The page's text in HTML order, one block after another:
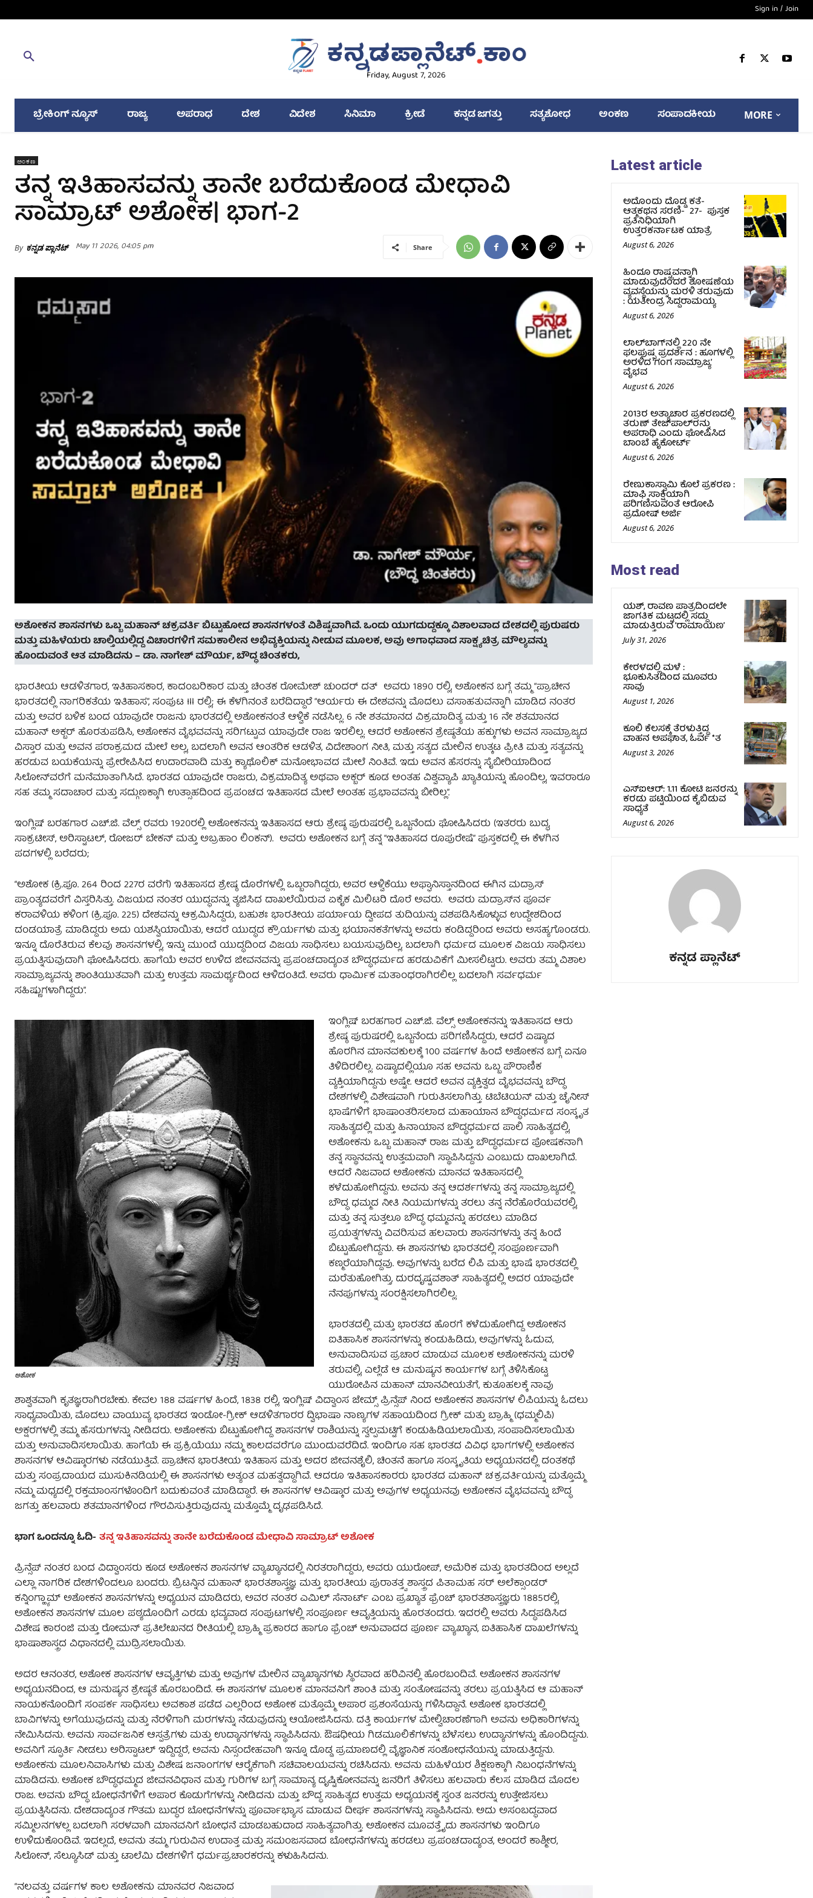
Sign in / Join
Friday, August 7, 2026
ಬ್ರೇಕಿಂಗ್ ನ್ಯೂಸ್ ರಾಜ್ಯ ಅಪರಾಧ ದೇಶ ವಿದೇಶ ಸಿನಿಮಾ ಕ್ರೀಡೆ ಕನ್ನಡ ಜಗತ್ತು ಸತ್ಯಶೋಧ ಅಂಕಣ ಸಂಪಾದಕೀಯ MORE
ಅಂಕಣ
ತನ್ನ ಇತಿಹಾಸವನ್ನು ತಾನೇ ಬರೆದುಕೊಂಡ ಮೇಧಾವಿ
ಸಾಮ್ರಾಟ್‌ ಅಶೋಕ| ಭಾಗ-2
By ಕನ್ನಡ ಪ್ಲಾನೆಟ್ May 11 2026, 04:05 pm Share
ಅಶೋಕನ ಶಾಸನಗಳು ಒಬ್ಬ ಮಹಾನ್ ಚಕ್ರವರ್ತಿ ಬಿಟ್ಟುಹೋದ ಶಾಸನಗಳಂತೆ ವಿಶಿಷ್ಟವಾಗಿವೆ. ಒಂದು ಯುಗದುದ್ದಕ್ಕೂ ವಿಶಾಲವಾದ ದೇಶದಲ್ಲಿ ಪುರುಷರು
ಮತ್ತು ಮಹಿಳೆಯರು ಚಾಲ್ತಿಯಲ್ಲಿದ್ದ ವಿಚಾರಗಳಿಗೆ ಸಮಕಾಲೀನ ಅಭಿವ್ಯಕ್ತಿಯನ್ನು ನೀಡುವ ಮೂಲಕ, ಅವು ಅಗಾಧವಾದ ಸಾಕ್ಷ್ಯಚಿತ್ರ ಮೌಲ್ಯವನ್ನು
ಹೊಂದುವಂತೆ ಆತ ಮಾಡಿದನು – ಡಾ. ನಾಗೇಶ್ ಮೌರ್ಯ, ಬೌದ್ಧ ಚಿಂತಕರು,
ಭಾರತೀಯ ಆಡಳಿತಗಾರ, ಇತಿಹಾಸಕಾರ, ಕಾದಂಬರಿಕಾರ ಮತ್ತು ಚಿಂತಕ ರೋಮೇಶ್ ಚುಂದರ್ ದತ್ ಅವರು 1890 ರಲ್ಲಿ, ಅಶೋಕನ ಬಗ್ಗೆ ತಮ್ಮ “ಪ್ರಾಚೀನ
ಭಾರತದಲ್ಲಿ ನಾಗರಿಕತೆಯ ಇತಿಹಾಸ”, ಸಂಪುಟ Ill ರಲ್ಲಿ; ಈ ಕೆಳಗಿನಂತೆ ಬರೆದಿದ್ದಾರೆ “ಆರ್ಯರು ಈ ದೇಶವನ್ನು ಮೊದಲು ವಸಾಹತುವನ್ನಾಗಿ ಮಾಡಿದ ನಂತರ
ಮತ್ತು ಅವರ ಬಳಿಕ ಬಂದ ಯಾವುದೇ ರಾಜನು ಭಾರತದಲ್ಲಿ ಅಶೋಕನಂತೆ ಆಳ್ವಿಕೆ ನಡೆಸಿಲ್ಲ. 6 ನೇ ಶತಮಾನದ ವಿಕ್ರಮಾದಿತ್ಯ ಮತ್ತು 16 ನೇ ಶತಮಾನದ
ಮಹಾನ್ ಅಕ್ಬರ್ ಹೊರತುಪಡಿಸಿ, ಅಶೋಕನ ವೈಭವವನ್ನು ಸರಿಗಟ್ಟುವ ಯಾವುದೇ ರಾಜ ಇರಲಿಲ್ಲ. ಆದರೆ ಅಶೋಕನ ಶ್ರೇಷ್ಠತೆಯ ಹಕ್ಕುಗಳು ಅವನ ಸಾಮ್ರಾಜ್ಯದ
ವಿಸ್ತಾರ ಮತ್ತು ಅವನ ಪರಾಕ್ರಮದ ಮೇಲೆ ಅಲ್ಲ, ಬದಲಾಗಿ ಅವನ ಆಂತರಿಕ ಆಡಳಿತ, ವಿದೇಶಾಂಗ ನೀತಿ, ಮತ್ತು ಸತ್ಯದ ಮೇಲಿನ ಉತ್ಕಟ ಪ್ರೀತಿ ಮತ್ತು ಸತ್ಯವನ್ನು
ಹರಡುವ ಬಯಕೆಯನ್ನು ಪ್ರೇರೇಪಿಸಿದ ಉದಾರವಾದಿ ಮತ್ತು ಕ್ಯಾಥೊಲಿಕ್ ಮನೋಭಾವದ ಮೇಲೆ ನಿಂತಿವೆ. ಇದು ಅವನ ಹೆಸರನ್ನು ಸೈಬೀರಿಯಾದಿಂದ
ಸಿಲೋನ್‌ವರೆಗೆ ಮನೆಮಾತಾಗಿಸಿದೆ. ಭಾರತದ ಯಾವುದೇ ರಾಜರು, ವಿಕ್ರಮಾದಿತ್ಯ ಅಥವಾ ಅಕ್ಬರ್ ಕೂಡ ಅಂತಹ ವಿಶ್ವವ್ಯಾಪಿ ಖ್ಯಾತಿಯನ್ನು ಹೊಂದಿಲ್ಲ, ಇವರಾರೂ
ಸಹ ತಮ್ಮ ಸದಾಚಾರ ಮತ್ತು ಸದ್ಗುಣಕ್ಕಾಗಿ ಉತ್ಸಾಹದಿಂದ ಪ್ರಪಂಚದ ಇತಿಹಾಸದ ಮೇಲೆ ಅಂತಹ ಪ್ರಭಾವವನ್ನು ಬೀರಿಲ್ಲ”.
ಇಂಗ್ಲಿಷ್ ಬರಹಗಾರ ಎಚ್.ಜಿ. ವೆಲ್ಸ್ ರವರು 1920ರಲ್ಲಿ ಅಶೋಕನನ್ನು ಇತಿಹಾಸದ ಆರು ಶ್ರೇಷ್ಠ ಪುರುಷರಲ್ಲಿ ಒಬ್ಬನೆಂದು ಘೋಷಿಸಿದರು (ಇತರರು ಬುದ್ಧ,
ಸಾಕ್ರಟೀಸ್, ಅರಿಸ್ಟಾಟಲ್, ರೋಜರ್ ಬೇಕನ್ ಮತ್ತು ಅಬ್ರಹಾಂ ಲಿಂಕನ್). ಅವರು ಅಶೋಕನ ಬಗ್ಗೆ ತನ್ನ “ಇತಿಹಾಸದ ರೂಪುರೇಷೆ” ಪುಸ್ತಕದಲ್ಲಿ ಈ ಕೆಳಗಿನ
ಪದಗಳಲ್ಲಿ ಬರೆದರು;
“ಅಶೋಕ (ಕ್ರಿ.ಪೂ. 264 ರಿಂದ 227ರ ವರೆಗೆ) ಇತಿಹಾಸದ ಶ್ರೇಷ್ಠ ದೊರೆಗಳಲ್ಲಿ ಒಬ್ಬರಾಗಿದ್ದರು, ಅವರ ಆಳ್ವಿಕೆಯು ಅಫ್ಘಾನಿಸ್ತಾನದಿಂದ ಈಗಿನ ಮದ್ರಾಸ್
ಪ್ರಾಂತ್ಯದವರೆಗೆ ವಿಸ್ತರಿಸಿತ್ತು. ವಿಜಯದ ನಂತರ ಯುದ್ಧವನ್ನು ತ್ಯಜಿಸಿದ ದಾಖಲೆಯಿರುವ ಏಕೈಕ ಮಿಲಿಟರಿ ದೊರೆ ಅವರು. ಅವರು ಮದ್ರಾಸ್‌ನ ಪೂರ್ವ
ಕರಾವಳಿಯ ಕಳಿಂಗ (ಕ್ರಿ.ಪೂ. 225) ದೇಶವನ್ನು ಆಕ್ರಮಿಸಿದ್ದರು, ಬಹುಶಃ ಭಾರತೀಯ ಪರ್ಯಾಯ ದ್ವೀಪದ ತುದಿಯನ್ನು ವಶಪಡಿಸಿಕೊಳ್ಳುವ ಉದ್ದೇಶದಿಂದ
ದಂಡಯಾತ್ರೆ ಮಾಡಿದ್ದರು ಅದು ಯಶಸ್ವಿಯಾಯಿತು, ಆದರೆ ಯುದ್ಧದ ಕ್ರೌರ್ಯಗಳು ಮತ್ತು ಭಯಾನಕತೆಗಳನ್ನು ಅವರು ಕಂಡಿದ್ದರಿಂದ ಅವರು ಅಸಹ್ಯಗೊಂಡರು.
ಇನ್ನೂ ದೊರೆತಿರುವ ಕೆಲವು ಶಾಸನಗಳಲ್ಲಿ, ಇನ್ನು ಮುಂದೆ ಯುದ್ಧದಿಂದ ವಿಜಯ ಸಾಧಿಸಲು ಬಯಸುವುದಿಲ್ಲ, ಬದಲಾಗಿ ಧರ್ಮದ ಮೂಲಕ ವಿಜಯ ಸಾಧಿಸಲು
ಪ್ರಯತ್ನಿಸುವುದಾಗಿ ಘೋಷಿಸಿದರು. ಹಾಗೆಯೆ ಅವರ ಉಳಿದ ಜೀವನವನ್ನು ಪ್ರಪಂಚದಾದ್ಯಂತ ಬೌದ್ಧಧರ್ಮದ ಹರಡುವಿಕೆಗೆ ಮೀಸಲಿಟ್ಟರು. ಅವರು ತಮ್ಮ ವಿಶಾಲ
ಸಾಮ್ರಾಜ್ಯವನ್ನು ಶಾಂತಿಯುತವಾಗಿ ಮತ್ತು ಉತ್ತಮ ಸಾಮರ್ಥ್ಯದಿಂದ ಆಳಿದಂತಿದೆ. ಅವರು ಧಾರ್ಮಿಕ ಮತಾಂಧರಾಗಿರಲಿಲ್ಲ ಬದಲಾಗಿ ಸರ್ವಧರ್ಮ
ಸಹಿಷ್ಣುಗಳಾಗಿದ್ದರು”.
ಅಶೋಕ
ಇಂಗ್ಲಿಷ್ ಬರಹಗಾರ ಎಚ್.ಜಿ. ವೆಲ್ಸ್ ಅಶೋಕನನ್ನು ಇತಿಹಾಸದ ಆರು
ಶ್ರೇಷ್ಠ ಪುರುಷರಲ್ಲಿ ಒಬ್ಬನೆಂದು ಪರಿಗಣಿಸಿದ್ದರು, ಆದರೆ ಏಷ್ಯಾದ
ಹೊರಗಿನ ಮಾನವಕುಲಕ್ಕೆ 100 ವರ್ಷಗಳ ಹಿಂದೆ ಅಶೋಕನ ಬಗ್ಗೆ ಏನೂ
ತಿಳಿದಿರಲಿಲ್ಲ. ಏಷ್ಯಾದಲ್ಲಿಯೂ ಸಹ ಅವನು ಒಬ್ಬ ಪೌರಾಣಿಕ
ವ್ಯಕ್ತಿಯಾಗಿದ್ದನು ಅಷ್ಟೇ. ಆದರೆ ಅವನ ವ್ಯಕ್ತಿತ್ವದ ವೈಭವವನ್ನು ಬೌದ್ಧ
ದೇಶಗಳಲ್ಲಿ ವಿಶೇಷವಾಗಿ ಗುರುತಿಸಲಾಗಿತ್ತು. ಟಿಬೆಟಿಯನ್ ಮತ್ತು ಚೈನೀಸ್
ಭಾಷೆಗಳಿಗೆ ಭಾಷಾಂತರಿಸಲಾದ ಮಹಾಯಾನ ಬೌದ್ಧಧರ್ಮದ ಸಂಸ್ಕೃತ
ಸಾಹಿತ್ಯದಲ್ಲಿ ಮತ್ತು ಹಿನಾಯಾನ ಬೌದ್ಧಧರ್ಮದ ಪಾಲಿ ಸಾಹಿತ್ಯದಲ್ಲಿ,
ಅಶೋಕನು ಒಬ್ಬ ಮಹಾನ್ ರಾಜ ಮತ್ತು ಬೌದ್ಧಧರ್ಮದ ಪೋಷಕನಾಗಿ
ತನ್ನ ಸ್ಥಾನವನ್ನು ಉತ್ತಮವಾಗಿ ಸ್ಥಾಪಿಸಿದ್ದನು ಎಂಬುದು ದಾಖಲಾಗಿದೆ.
ಆದರೆ ನಿಜವಾದ ಅಶೋಕನು ಮಾನವ ಇತಿಹಾಸದಲ್ಲಿ
ಕಳೆದುಹೋಗಿದ್ದನು. ಅವನು ತನ್ನ ಆದರ್ಶಗಳನ್ನು ತನ್ನ ಸಾಮ್ರಾಜ್ಯದಲ್ಲಿ
ಬೌದ್ಧ ಧಮ್ಮದ ನೀತಿ ನಿಯಮಗಳನ್ನು ತರಲು ತನ್ನ ನೆರೆಹೊರೆಯವರಲ್ಲಿ,
ಮತ್ತು ತನ್ನ ಸುತ್ತಲೂ ಬೌದ್ಧ ಧಮ್ಮವನ್ನು ಹರಡಲು ಮಾಡಿದ
ಪ್ರಯತ್ನಗಳನ್ನು ವಿವರಿಸುವ ಹಲವಾರು ಶಾಸನಗಳನ್ನು ತನ್ನ ಹಿಂದೆ
ಬಿಟ್ಟುಹೋಗಿದ್ದನು. ಈ ಶಾಸನಗಳು ಭಾರತದಲ್ಲಿ ಸಂಪೂರ್ಣವಾಗಿ
ಕಣ್ಮರೆಯಾಗಿದ್ದವು. ಅವುಗಳನ್ನು ಬರೆದ ಲಿಪಿ ಮತ್ತು ಭಾಷೆ ಭಾರತದಲ್ಲಿ
ಮರೆತುಹೋಗಿತ್ತು, ದುರದೃಷ್ಟವಶಾತ್ ಸಾಹಿತ್ಯದಲ್ಲಿ ಅದರ ಯಾವುದೇ
ನೆನಪುಗಳನ್ನು ಸಂರಕ್ಷಿಸಲಾಗಿರಲಿಲ್ಲ.
ಭಾರತದಲ್ಲಿ ಮತ್ತು ಭಾರತದ ಹೊರಗೆ ಕಳೆದುಹೋಗಿದ್ದ ಅಶೋಕನ
ಐತಿಹಾಸಿಕ ಶಾಸನಗಳನ್ನು ಕಂಡುಹಿಡಿದು, ಅವುಗಳನ್ನು ಓದುವ,
ಅನುವಾದಿಸುವ ಪ್ರಚಾರ ಮಾಡುವ ಮೂಲಕ ಅಶೋಕನನ್ನು ಮರಳಿ
ತರುವಲ್ಲಿ, ಎಲ್ಲೆಡೆ ಆ ಮನುಷ್ಯನ ಕಾರ್ಯಗಳ ಬಗ್ಗೆ ತಿಳಿಸಿಕೊಟ್ಟ
ಯುರೋಪಿನ ಮಹಾನ್ ಮಾನವೀಯತೆಗೆ, ಕುತೂಹಲಕ್ಕೆ ನಾವು
ಶಾಶ್ವತವಾಗಿ ಕೃತಜ್ಞರಾಗಿರಬೇಕು. ಕೇವಲ 188 ವರ್ಷಗಳ ಹಿಂದೆ, 1838 ರಲ್ಲಿ, ಇಂಗ್ಲಿಷ್ ವಿದ್ವಾಂಸ ಜೇಮ್ಸ್ ಪ್ರಿನ್ಸೆಪ್ ನಿಂದ ಅಶೋಕನ ಶಾಸನಗಳ ಲಿಪಿಯನ್ನು ಓದಲು
ಸಾಧ್ಯವಾಯಿತು, ಮೊದಲು ವಾಯುವ್ಯ ಭಾರತದ ಇಂಡೋ-ಗ್ರೀಕ್ ಆಡಳಿತಗಾರರ ದ್ವಿಭಾಷಾ ನಾಣ್ಯಗಳ ಸಹಾಯದಿಂದ ಗ್ರೀಕ್ ಮತ್ತು ಬ್ರಾಹ್ಮಿ (ಧಮ್ಮಲಿಪಿ)
ಅಕ್ಷರಗಳಲ್ಲಿ ತಮ್ಮ ಹೆಸರುಗಳನ್ನು ನೀಡಿದರು. ಅಶೋಕನು ಬಿಟ್ಟುಹೋಗಿದ್ದ ಶಾಸನಗಳ ರಾಶಿಯನ್ನು ಸ್ವಲ್ಪಮಟ್ಟಿಗೆ ಕಂಡುಹಿಡಿಯಲಾಯಿತು, ಸಂಪಾದಿಸಲಾಯಿತು
ಮತ್ತು ಅನುವಾದಿಸಲಾಯಿತು. ಹಾಗೆಯೆ ಈ ಪ್ರಕ್ರಿಯೆಯು ನಮ್ಮ ಕಾಲದವರೆಗೂ ಮುಂದುವರೆದಿದೆ. ಇಂದಿಗೂ ಸಹ ಭಾರತದ ವಿವಿಧ ಭಾಗಗಳಲ್ಲಿ ಅಶೋಕನ
ಶಾಸನಗಳ ಆವಿಷ್ಕಾರಗಳು ನಡೆಯುತ್ತಿವೆ. ಪ್ರಾಚೀನ ಭಾರತೀಯ ಇತಿಹಾಸ ಮತ್ತು ಅದರ ಜೀವನಶೈಲಿ, ಚಿಂತನೆ ಹಾಗೂ ಸಂಸ್ಕೃತಿಯ ಅಧ್ಯಯನದಲ್ಲಿ ದಂತಕಥೆ
ಮತ್ತು ಸಂಪ್ರದಾಯದ ಮುಸುಕಿನಡಿಯಲ್ಲಿ ಈ ಶಾಸನಗಳು ಅತ್ಯಂತ ಮಹತ್ವದ್ದಾಗಿವೆ. ಆದರೂ ಇತಿಹಾಸಕಾರರು ಭಾರತದ ಮಹಾನ್ ಚಕ್ರವರ್ತಿಯನ್ನು ಮತ್ತೊಮ್ಮೆ
ನಮ್ಮ ಮಧ್ಯದಲ್ಲಿ ರಕ್ತಮಾಂಸಗಳೊಂದಿಗೆ ಬದುಕುವಂತೆ ಮಾಡಿದ್ದಾರೆ. ಈ ಶಾಸನಗಳ ಆವಿಷ್ಕಾರ ಮತ್ತು ಅವುಗಳ ಅಧ್ಯಯನವು ಅಶೋಕನ ವೈಭವವನ್ನು ಬೌದ್ಧ
ಜಗತ್ತು ಹಲವಾರು ಶತಮಾನಗಳಿಂದ ಗೌರವಿಸುತ್ತಿರುವುದನ್ನು ಮತ್ತೊಮ್ಮೆ ದೃಢಪಡಿಸಿದೆ.
ಭಾಗ ಒಂದನ್ನೂ ಓದಿ-ತನ್ನ ಇತಿಹಾಸವನ್ನು ತಾನೇ ಬರೆದುಕೊಂಡ ಮೇಧಾವಿ ಸಾಮ್ರಾಟ್‌ ಅಶೋಕ
ಪ್ರಿನ್ಸೆಪ್ ನಂತರ ಬಂದ ವಿದ್ವಾಂಸರು ಕೂಡ ಅಶೋಕನ ಶಾಸನಗಳ ವ್ಯಾಖ್ಯಾನದಲ್ಲಿ ನಿರತರಾಗಿದ್ದರು, ಅವರು ಯುರೋಪ್, ಅಮೆರಿಕ ಮತ್ತು ಭಾರತದಿಂದ ಅಲ್ಲದೆ
ಎಲ್ಲಾ ನಾಗರಿಕ ದೇಶಗಳಿಂದಲೂ ಬಂದರು. ಬ್ರಿಟನ್ನಿನ ಮಹಾನ್ ಭಾರತಶಾಸ್ತ್ರಜ್ಞ ಮತ್ತು ಭಾರತೀಯ ಪುರಾತತ್ತ್ವ ಶಾಸ್ತ್ರದ ಪಿತಾಮಹ ಸರ್ ಅಲೆಕ್ಸಾಂಡರ್
ಕನ್ನಿಂಗ್ಹ್ಯಾಮ್ ಅಶೋಕನ ಶಾಸನಗಳನ್ನು ಅಧ್ಯಯನ ಮಾಡಿದರು, ಅವರ ನಂತರ ಎಮಿಲ್ ಸೆನಾರ್ಟ್ ಎಂಬ ಪ್ರಖ್ಯಾತ ಫ್ರೆಂಚ್ ಭಾರತಶಾಸ್ತ್ರಜ್ಞರು 1885ರಲ್ಲಿ,
ಅಶೋಕನ ಶಾಸನಗಳ ಮೂಲ ಪಠ್ಯದೊಂದಿಗೆ ಎರಡು ಭವ್ಯವಾದ ಸಂಪುಟಗಳಲ್ಲಿ ಸಂಪೂರ್ಣ ಆವೃತ್ತಿಯನ್ನು ಹೊರತಂದರು. ಇದರಲ್ಲಿ ಅವರು ಸಿದ್ಧಪಡಿಸಿದ
ವಿಶೇಷ ಕಾರಂಜಿ ಮತ್ತು ರೋಮನ್ ಪ್ರತಿಲೇಖನದ ರೀತಿಯಲ್ಲಿ ಬ್ರಾಹ್ಮಿ ಪ್ರಕಾರದ ಹಾಗೂ ಫ್ರೆಂಚ್ ಅನುವಾದದ ಪೂರ್ಣ ವ್ಯಾಖ್ಯಾನ, ಐತಿಹಾಸಿಕ ದಾಖಲೆಗಳನ್ನು
ಭಾಷಾಶಾಸ್ತ್ರದ ವಿಧಾನದಲ್ಲಿ ಮುದ್ರಿಸಲಾಯಿತು.
ಅದರ ಆನಂತರ, ಅಶೋಕ ಶಾಸನಗಳ ಆವೃತ್ತಿಗಳು ಮತ್ತು ಅವುಗಳ ಮೇಲಿನ ವ್ಯಾಖ್ಯಾನಗಳು ಸ್ಥಿರವಾದ ಹರಿವಿನಲ್ಲಿ ಹೊರಬಂದಿವೆ. ಅಶೋಕನ ಶಾಸನಗಳ
ಅಧ್ಯಯನದಿಂದ, ಆ ಮನುಷ್ಯನ ಶ್ರೇಷ್ಠತೆ ಹೊರಬಂದಿದೆ. ಈ ಶಾಸನಗಳ ಮೂಲಕ ಮಾನವನಿಗೆ ಶಾಂತಿ ಮತ್ತು ಸಂತೋಷವನ್ನು ತರಲು ಪ್ರಯತ್ನಿಸಿದ ಆ ಮಹಾನ್
ನಾಯಕನೊಂದಿಗೆ ಸಂಪರ್ಕ ಸಾಧಿಸಲು ಅವಕಾಶ ಪಡೆದ ಎಲ್ಲರಿಂದ ಅಶೋಕ ಮತ್ತೊಮ್ಮೆ ಅಪಾರ ಪ್ರಶಂಸೆಯನ್ನು ಗಳಿಸಿದ್ದಾನೆ. ಅಶೋಕ ಭಾರತದಲ್ಲಿ
ಬಾವಿಗಳನ್ನು ಅಗೆಯುವುದನ್ನು ಮತ್ತು ನೆರಳಿಗಾಗಿ ಮರಗಳನ್ನು ನೆಡುವುದನ್ನು ಆಯೋಜಿಸಿದನು. ದತ್ತಿ ಕಾರ್ಯಗಳ ಮೇಲ್ವಿಚಾರಣೆಗಾಗಿ ಅವನು ಅಧಿಕಾರಿಗಳನ್ನು
ನೇಮಿಸಿದನು. ಅವನು ಸಾರ್ವಜನಿಕ ಆಸ್ಪತ್ರೆಗಳು ಮತ್ತು ಉದ್ಯಾನಗಳನ್ನು ಸ್ಥಾಪಿಸಿದನು. ಔಷಧೀಯ ಗಿಡಮೂಲಿಕೆಗಳನ್ನು ಬೆಳೆಸಲು ಉದ್ಯಾನಗಳನ್ನು ಹೊಂದಿದ್ದನು.
ಅವನಿಗೆ ಸ್ಫೂರ್ತಿ ನೀಡಲು ಅರಿಸ್ಟಾಟಲ್ ಇದ್ದಿದ್ದರೆ, ಅವನು ನಿಸ್ಸಂದೇಹವಾಗಿ ಇನ್ನೂ ದೊಡ್ಡ ಪ್ರಮಾಣದಲ್ಲಿ ವೈಜ್ಞಾನಿಕ ಸಂಶೋಧನೆಯನ್ನು ಮಾಡುತ್ತಿದ್ದನು.
ಅಶೋಕನು ಮೂಲನಿವಾಸಿಗಳು ಮತ್ತು ವಿಶೇಷ ಜನಾಂಗಗಳ ಆರೈಕೆಗಾಗಿ ಸಚಿವಾಲಯವನ್ನು ರಚಿಸಿದನು. ಅವನು ಮಹಿಳೆಯರ ಶಿಕ್ಷಣಕ್ಕಾಗಿ ನಿಬಂಧನೆಗಳನ್ನು
ಮಾಡಿದನು. ಅಶೋಕ ಬೌದ್ಧಧಮ್ಮದ ಜೀವನವಿಧಾನ ಮತ್ತು ಗುರಿಗಳ ಬಗ್ಗೆ ಸಾಮಾನ್ಯ ದೃಷ್ಟಿಕೋನವನ್ನು ಜನರಿಗೆ ತಿಳಿಸಲು ಹಲವಾರು ಕೆಲಸ ಮಾಡಿದ ಮೊದಲ
ರಾಜ. ಅವನು ಬೌದ್ಧ ಬೋಧನೆಗಳಿಗೆ ಅಪಾರ ಕೊಡುಗೆಗಳನ್ನು ನೀಡಿದನು ಮತ್ತು ಬೌದ್ಧ ಸಾಹಿತ್ಯದ ಉತ್ತಮ ಅಧ್ಯಯನಕ್ಕೆ ಸ್ವಂತ ಜನರನ್ನು ಉತ್ತೇಜಿಸಲು
ಪ್ರಯತ್ನಿಸಿದನು. ದೇಶದಾದ್ಯಂತ ಗೌತಮ ಬುದ್ಧರ ಬೋಧನೆಗಳನ್ನು ಪೂರ್ವಾಭ್ಯಾಸ ಮಾಡುವ ದೀರ್ಘ ಶಾಸನಗಳನ್ನು ಸ್ಥಾಪಿಸಿದನು. ಅದು ಅಸಂಬದ್ಧವಾದ
ಸಮ್ಮಿಲನಗಳಲ್ಲ ಬದಲಾಗಿ ಸರಳವಾಗಿ ಮಾನವನಿಗೆ ಬೋಧನೆ ಮಾಡಬಹುದಾದ ಸಾಹಿತ್ಯವಾಗಿತ್ತು. ಅಶೋಕನ ಮೂವತ್ತೈದು ಶಾಸನಗಳು ಇಂದಿಗೂ
ಉಳಿದುಕೊಂಡಿವೆ. ಇದಲ್ಲದೆ, ಅವನು ತಮ್ಮ ಗುರುವಿನ ಉದಾತ್ತ ಮತ್ತು ಸಮಂಜಸವಾದ ಬೋಧನೆಗಳನ್ನು ಹರಡಲು ಪ್ರಪಂಚದಾದ್ಯಂತ, ಅಂದರೆ ಕಾಶ್ಮೀರ,
ಸಿಲೋನ್‌, ಸೆಲ್ಯೂಸಿಡ್‌ ಮತ್ತು ಟಾಲೆಮಿ ದೇಶಗಳಿಗೆ ಧರ್ಮಪ್ರಚಾರಕರನ್ನು ಕಳುಹಿಸಿದನು.
“ನಲವತ್ತು ವರ್ಷಗಳ ಕಾಲ ಅಶೋಕನು ಮಾನವರ ನಿಜವಾದ
Latest article
ಅದೊಂದು ದೊಡ್ಡ ಕತೆ-
ಆತ್ಮಕಥನ ಸರಣಿ- 27- ಪುಸ್ತಕ
ಪ್ರತಿನಿಧಿಯಾಗಿ
ಉತ್ತರಕರ್ನಾಟಕ ಯಾತ್ರೆ
August 6, 2026
ಹಿಂದೂ ರಾಷ್ಟ್ರವನ್ನಾಗಿ
ಮಾಡುವುದೆಂದರೆ ಶೋಷಣೆಯ
ವ್ಯವಸ್ಥೆಯನ್ನು ಮರಳಿ ತರುವುದು
: ಯತೀಂದ್ರ ಸಿದ್ದರಾಮಯ್ಯ
August 6, 2026
ಲಾಲ್‍ಬಾಗ್‍ನಲ್ಲಿ 220 ನೇ
ಫಲಪುಷ್ಪ ಪ್ರದರ್ಶನ : ಹೂಗಳಲ್ಲಿ
ಅರಳಿದ ‘ಗಂಗ ಸಾಮ್ರಾಜ್ಯ’
ವೈಭವ
August 6, 2026
2013ರ ಅತ್ಯಾಚಾರ ಪ್ರಕರಣದಲ್ಲಿ
ತರುಣ್ ತೇಜ್‌ಪಾಲ್‌ರನ್ನು
ಅಪರಾಧಿ ಎಂದು ಘೋಷಿಸಿದ
ಬಾಂಬೆ ಹೈಕೋರ್ಟ್
August 6, 2026
ರೇಣುಕಾಸ್ವಾಮಿ ಕೊಲೆ ಪ್ರಕರಣ :
ಮಾಫಿ ಸಾಕ್ಷಿಯಾಗಿ
ಪರಿಗಣಿಸುವಂತೆ ಆರೋಪಿ
ಪ್ರದೋಷ್‌ ಅರ್ಜಿ
August 6, 2026
Most read
ಯಶ್‌, ರಾವಣ ಪಾತ್ರದಿಂದಲೇ
ಜಾಗತಿಕ ಮಟ್ಟದಲ್ಲಿ ಸದ್ದು
ಮಾಡುತ್ತಿರುವ ‘ರಾಮಾಯಣ’
July 31, 2026
ಕೇರಳದಲ್ಲಿ ಮಳೆ :
ಭೂಕುಸಿತದಿಂದ ಮೂವರು
ಸಾವು
August 1, 2026
ಕೂಲಿ ಕೆಲಸಕ್ಕೆ ತೆರಳುತ್ತಿದ್ದ
ವಾಹನ ಅಪಘಾತ, ಓರ್ವ *ತ
August 3, 2026
ಎಸ್‌ಐಆರ್‌: 1.11 ಕೋಟಿ ಜನರನ್ನು
ಕರಡು ಪಟ್ಟಿಯಿಂದ ಕೈಬಿಡುವ
ಸಾಧ್ಯತೆ
August 6, 2026
ಕನ್ನಡ ಪ್ಲಾನೆಟ್